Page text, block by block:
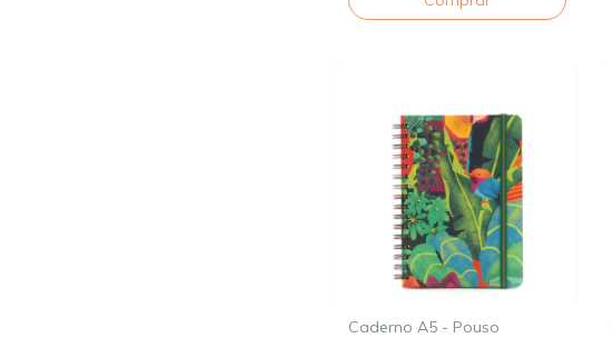
Caderno A5 - Pouso